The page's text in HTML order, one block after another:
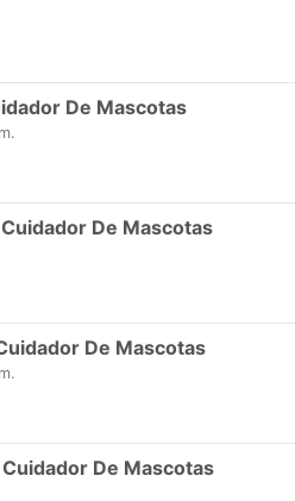
De Mascotas
Cuidador De Mascotas
De Mascotas
Cuidador De Mascotas